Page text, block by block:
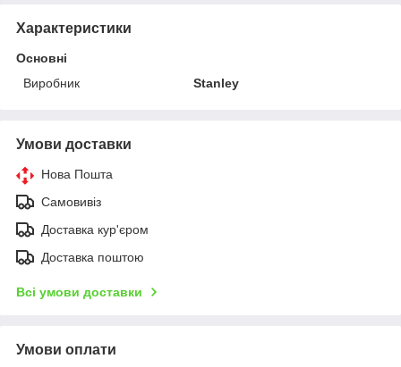
Характеристики
Основні
Виробник
Stanley
Умови доставки
Нова Пошта
Самовивіз
Доставка кур'єром
Доставка поштою
Всі умови доставки
Умови оплати